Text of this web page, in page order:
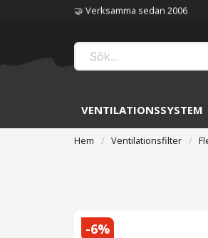
🏆 Störst på ventilation
VENTILATIONSSYSTEM
Hem Ventilationsfilter
-6%